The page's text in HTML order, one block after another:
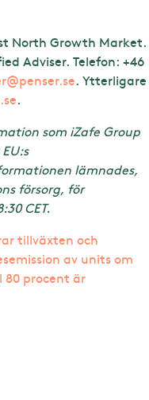
North Growth Market.
Adviser. Telefon: +46
. Ytterligare
.
som iZafe Group
lämnades,
försorg, för
CET.
tillväxten och
av units om
80 procent är